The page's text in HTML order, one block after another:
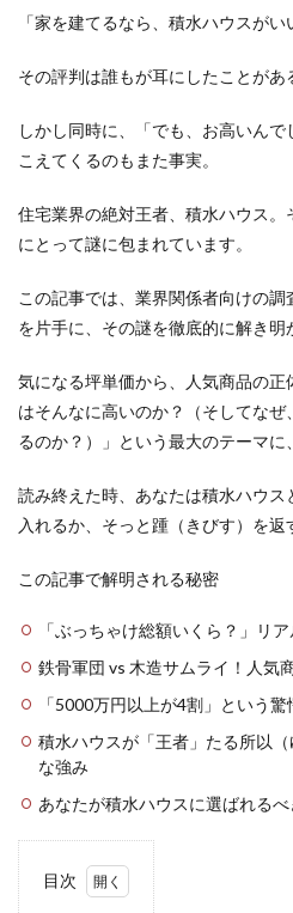
「家を建てるなら、積水ハウスがい
その評判は誰もが耳にしたことがあ
しかし同時に、「でも、お高いん
こえてくるのもまた事実。
住宅業界の絶対王者、積水ハウス。
にとって謎に包まれています。
この記事では、業界関係者向けの
を片手に、その謎を徹底的に解き明
気になる坪単価から、人気商品の正
はそんなに高いのか？（そしてな
るのか？）」という最大のテーマに
読み終えた時、あなたは積水ハウ
入れるか、そっと踵（きびす）を返
この記事で解明される秘密
「ぶっちゃけ総額いくら？」リ
鉄骨軍団 vs 木造サムライ！人気
「5000万円以上が4割」という
積水ハウスが「王者」たる所以
な強み
あなたが積水ハウスに選ばれる
目次